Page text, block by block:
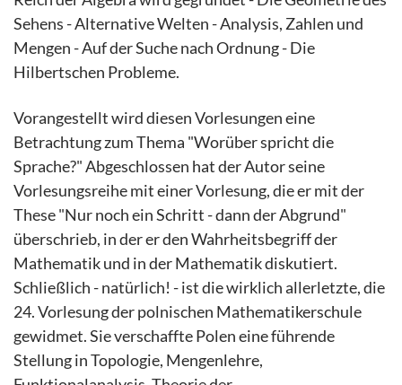
Sehens - Alternative Welten - Analysis, Zahlen und
Mengen - Auf der Suche nach Ordnung - Die
Hilbertschen Probleme.
Vorangestellt wird diesen Vorlesungen eine
Betrachtung zum Thema "Worüber spricht die
Sprache?" Abgeschlossen hat der Autor seine
Vorlesungsreihe mit einer Vorlesung, die er mit der
These "Nur noch ein Schritt - dann der Abgrund"
überschrieb, in der er den Wahrheitsbegriff der
Mathematik und in der Mathematik diskutiert.
Schließlich - natürlich! - ist die wirklich allerletzte, die
24. Vorlesung der polnischen Mathematikerschule
gewidmet. Sie verschaffte Polen eine führende
Stellung in Topologie, Mengenlehre,